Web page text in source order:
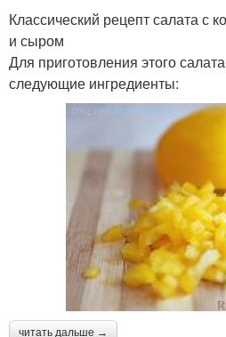
Классический рецепт салата с
и сыром
Для приготовления этого
следующие ингредиенты:
читать дальше →